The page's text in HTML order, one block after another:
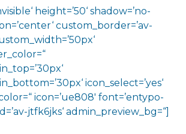
height=’50‘ shadow=’no-
custom_border=’av-
icon_select=’yes‘
icon=’ue808′ font=’entypo-
jtfk6jks‘ admin_preview_bg=“]